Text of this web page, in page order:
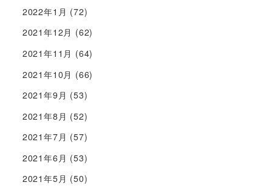
2022年1月 (72)
2021年12月 (62)
2021年11月 (64)
2021年10月 (66)
2021年9月 (53)
2021年8月 (52)
2021年7月 (57)
2021年6月 (53)
2021年5月 (50)